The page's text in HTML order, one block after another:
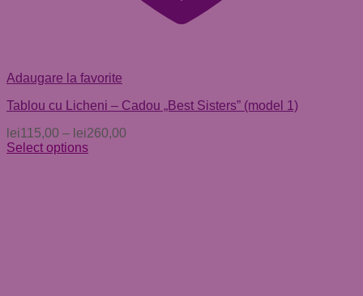
Adaugare la favorite
Tablou cu Licheni – Cadou „Best Sisters” (model 1)
lei115,00 – lei260,00
Select options